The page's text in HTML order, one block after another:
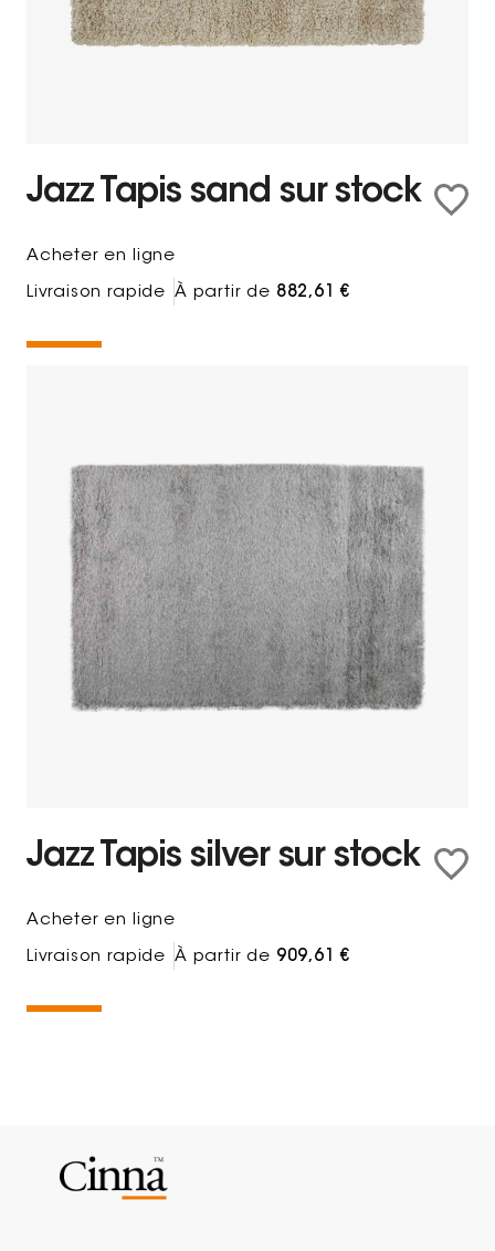
Jazz Tapis sand sur stock
Acheter en ligne
Livraison rapide À partir de 882,61 €
Jazz Tapis silver sur stock
Acheter en ligne
Livraison rapide À partir de 909,61 €